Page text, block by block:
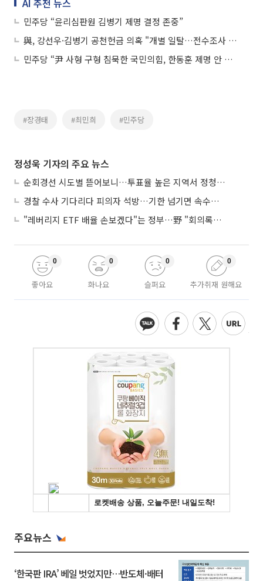
AI 추천 뉴스
민주당 “윤리심판원 김병기 제명 결정 존중”
與, 강선우·김병기 공천헌금 의혹 "개별 일탈…전수조사 안 한다"
민주당 “尹 사형 구형 침묵한 국민의힘, 한동훈 제명 안 부끄럽나”
#장경태 #최민희 #민주당
정성욱 기자의 주요 뉴스
순회경선 시도별 뜯어보니…투표율 높은 지역서 정청래 강세
경찰 수사 기다리다 피의자 석방…기한 넘기면 속수무책
"레버리지 ETF 배율 손보겠다"는 정부…野 "회의록부터 내놔야"
좋아요
0
화나요
0
슬퍼요
0
추가취재 원해요
0
주요뉴스
‘한국판 IRA’ 베일 벗었지만…반도체·배터